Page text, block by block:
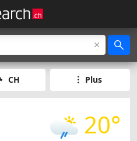
CH Plus
20°